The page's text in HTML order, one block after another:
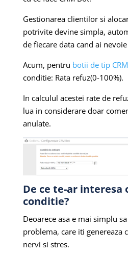
Gestionarea clientilor si
potrivite devine simpla,
de fiecare data cand ai
Acum, pentru botii de tip CRM
conditie: Rata refuz(0-100%).
In calculul acestei rate de
lua in considerare doar
anulate.
De ce te-ar interesa
conditie?
Deoarece asa e mai simplu
problema, care iti genereaza
nervi si stres.